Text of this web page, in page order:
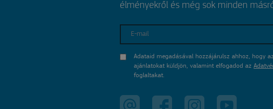
élményekről és még sok minden
E-mailAdataid megadásával hozzájárulsz ahhoz, hogy
ajánlatokat küldjön, valamint elfogadod az
foglaltakat.